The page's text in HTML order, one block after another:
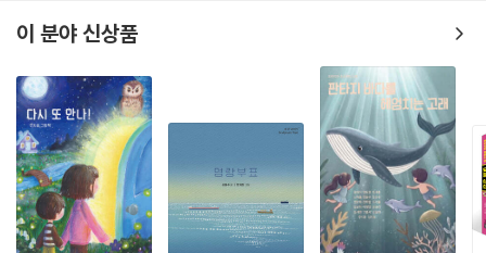
이 분야 신상품